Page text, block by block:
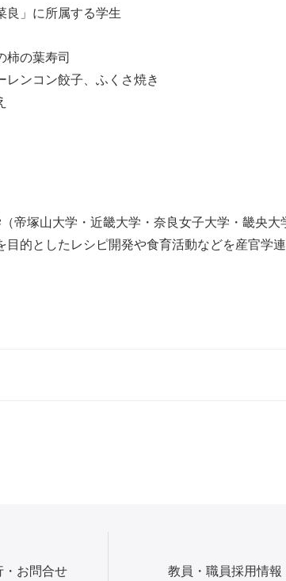
良」に所属する学生
柿の葉寿司
ンコン餃子、ふくさ焼き
塚山大学・近畿大学・奈良女子大学・畿央大
的としたレシピ開発や食育活動などを産官学
お問合せ 教員・職員採用情報